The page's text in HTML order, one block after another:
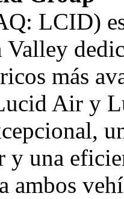
LCID)
Valley
más
Air y
y una
ambos